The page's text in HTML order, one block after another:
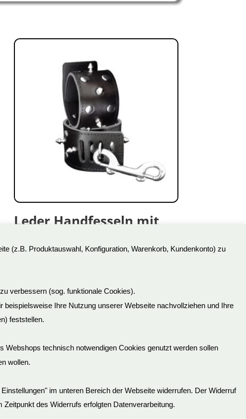
Leder Handfesseln mit
25,90 €
Batterieverordnung
(z.B. Produktauswahl, Konfiguration, Warenkorb, Kundenkonto) zu
verbessern (sog. funktionale Cookies).
Ihre Nutzung unserer Webseite nachvollziehen und Ihre
feststellen.
Webshops technisch notwendigen Cookies genutzt werden sollen
wollen.
im unteren Bereich der Webseite widerrufen. Der Widerruf
des Widerrufs erfolgten Datenverarbeitung.